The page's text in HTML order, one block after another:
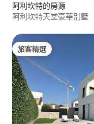
阿利坎特的房源
阿利坎特天堂豪華別墅
旅客精選
旅客精選